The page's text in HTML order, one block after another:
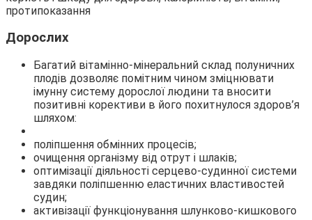
Дорослих
Багатий вітамінно-мінеральний склад полуничних
плодів дозволяє помітним чином зміцнювати
імунну систему дорослої людини та вносити
позитивні корективи в його похитнулося здоров’я
шляхом:
поліпшення обмінних процесів;
очищення організму від отрут і шлаків;
оптимізації діяльності серцево-судинної системи
завдяки поліпшенню еластичних властивостей
судин;
активізації функціонування шлунково-кишкового